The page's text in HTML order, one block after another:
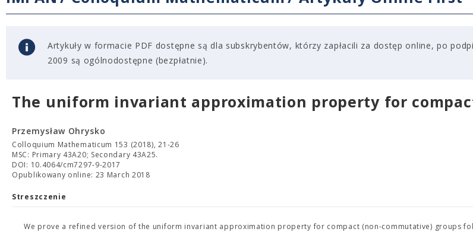
Artykuły w formacie PDF dostępne są dla subskrybentów, którzy zapłacili za dostęp online, po
2009 są ogólnodostępne (bezpłatnie).
The uniform invariant approximation property for
Przemysław Ohrysko
Colloquium Mathematicum 153 (2018), 21-26
MSC: Primary 43A20; Secondary 43A25.
DOI: 10.4064/cm7297-9-2017
Opublikowany online: 23 March 2018
Streszczenie
We prove a refined version of the uniform invariant approximation property for compact (non-commutative) groups